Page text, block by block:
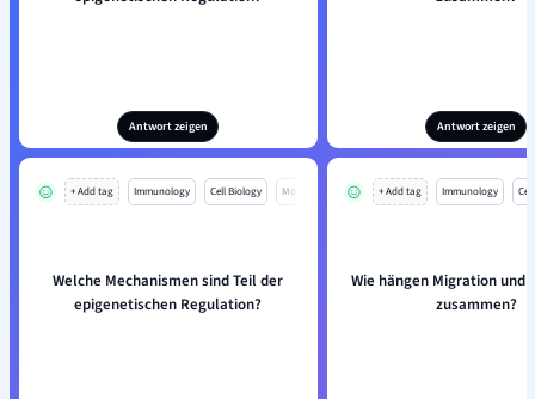
Antwort zeigen Antwort zeigen
+ Add tag Immunology Cell Biology Mo
Welche Mechanismen sind Teil der
epigenetischen Regulation?
+ Add tag Immunology
Wie hängen Migration und
zusammen?